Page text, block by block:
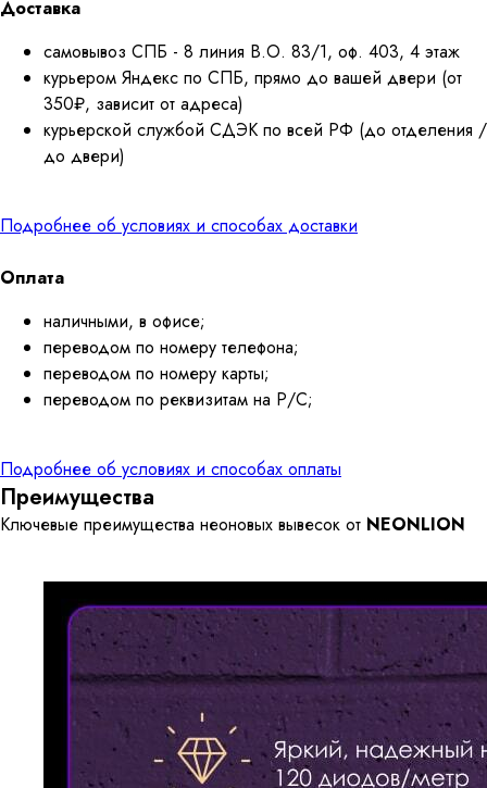
Доставка
самовывоз СПБ - 8 линия В.О. 83/1, оф. 403, 4 этаж
курьером Яндекс по СПБ, прямо до вашей двери (от
350₽, зависит от адреса)
курьерской службой СДЭК по всей РФ (до отделения /
до двери)
Подробнее об условиях и способах доставки
Оплата
наличными, в офисе;
переводом по номеру телефона;
переводом по номеру карты;
переводом по реквизитам на Р/С;
Подробнее об условиях и способах оплаты
Преимущества
Ключевые преимущества неоновых вывесок от NEONLION